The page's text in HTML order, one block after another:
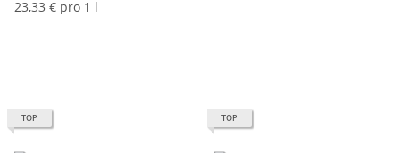
Druckerpatronen und
23,33 € pro 1 l
TOP TOP